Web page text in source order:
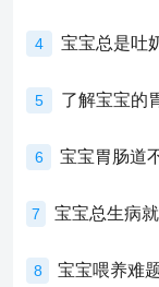
4 宝宝总是吐
5 了解宝宝的
6
7
8